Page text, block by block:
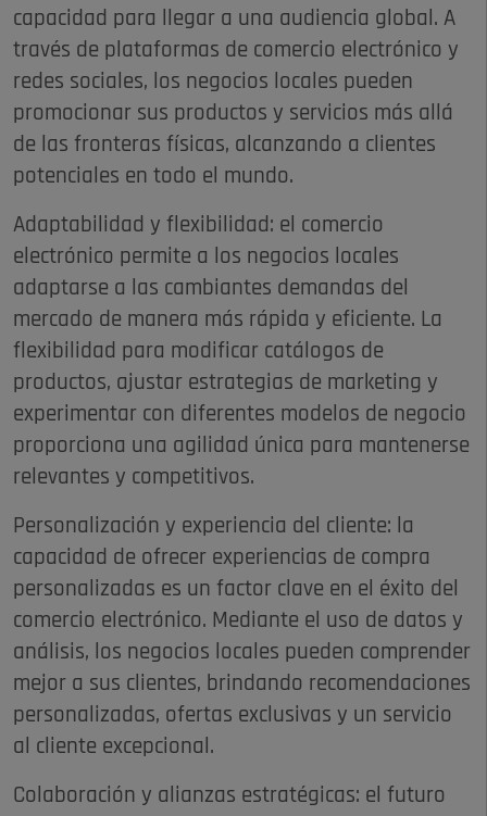
capacidad para llegar a una audiencia global. A
través de plataformas de comercio electrónico y
redes sociales, los negocios locales pueden
promocionar sus productos y servicios más allá
de las fronteras físicas, alcanzando a clientes
potenciales en todo el mundo.
Adaptabilidad y flexibilidad: el comercio
electrónico permite a los negocios locales
adaptarse a las cambiantes demandas del
mercado de manera más rápida y eficiente. La
flexibilidad para modificar catálogos de
productos, ajustar estrategias de marketing y
experimentar con diferentes modelos de negocio
proporciona una agilidad única para mantenerse
relevantes y competitivos.
Personalización y experiencia del cliente: la
capacidad de ofrecer experiencias de compra
personalizadas es un factor clave en el éxito del
comercio electrónico. Mediante el uso de datos y
análisis, los negocios locales pueden comprender
mejor a sus clientes, brindando recomendaciones
personalizadas, ofertas exclusivas y un servicio
al cliente excepcional.
Colaboración y alianzas estratégicas: el futuro